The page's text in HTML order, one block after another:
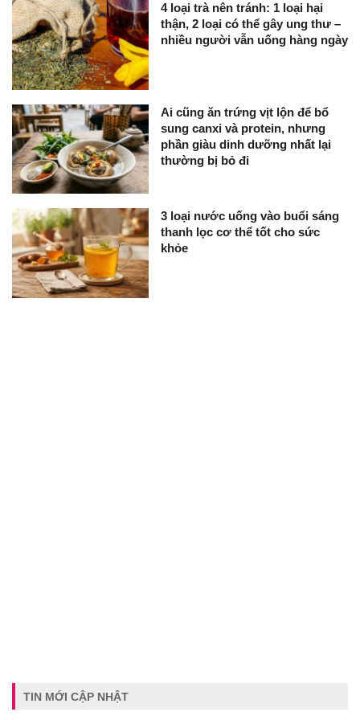
4 loại trà nên tránh: 1 loại hại
thận, 2 loại có thể gây ung thư –
nhiều người vẫn uống hàng ngày
Ai cũng ăn trứng vịt lộn để bổ
sung canxi và protein, nhưng
phần giàu dinh dưỡng nhất lại
thường bị bỏ đi
3 loại nước uống vào buổi sáng
thanh lọc cơ thể tốt cho sức
khỏe
TIN MỚI CẬP NHẬT